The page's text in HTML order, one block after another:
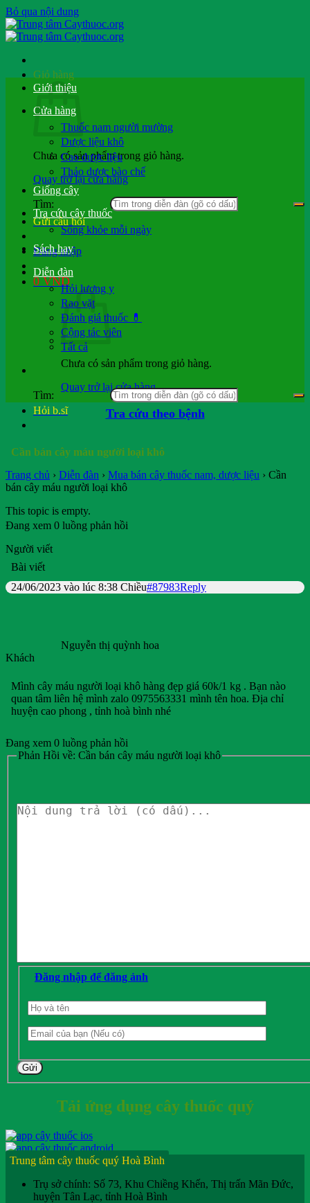
Bỏ qua nội dung
Giỏ hàng
Chưa có sản phẩm trong giỏ hàng.
Quay trở lại cửa hàng
Tìm:
Gửi câu hỏi
Đăng nhập
0VND
Chưa có sản phẩm trong giỏ hàng.
Quay trở lại cửa hàng
Hỏi b.sĩ
Giới thiệu
Cửa hàng
Thuốc nam người mường
Dược liệu khô
Cao dược liệu
Thảo dược bào chế
Giống cây
Tra cứu cây thuốc
Sống khỏe mỗi ngày
Sách hay
Diễn đàn
Hỏi lương y
Rao vặt
Đánh giá thuốc 💊
Cộng tác viên
Tất cả
Tìm:
Tra cứu theo bệnh
Cần bán cây máu người loại khô
Trang chủ › Diễn đàn › Mua bán cây thuốc nam, dược liệu › Cần
bán cây máu người loại khô
This topic is empty.
Đang xem 0 luồng phản hồi
Người viết
Bài viết
24/06/2023 vào lúc 8:38 Chiều#87983Reply
Nguyễn thị quỳnh hoa
Khách
Mình cây máu người loại khô hàng đẹp giá 60k/1 kg . Bạn nào
quan tâm liên hệ mình zalo 0975563331 mình tên hoa. Địa chỉ
huyện cao phong , tỉnh hoà bình nhé
Đang xem 0 luồng phản hồi
Phản Hồi về: Cần bán cây máu người loại khô
Đăng nhập để đăng ảnh
Gửi
Tải ứng dụng cây thuốc quý
Trung tâm cây thuốc quý Hoà Bình
Trụ sở chính: Số 73, Khu Chiềng Khến, Thị trấn Mãn Đức,
huyện Tân Lạc, tỉnh Hoà Bình